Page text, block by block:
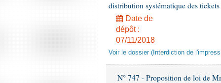
distribution systématique des
Date de
dépôt :
07/11/2018
Voir le dossier (Interdiction de
N° 747 - Proposition de loi de